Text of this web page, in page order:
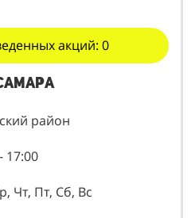
акций: 0
район
17:00
Чт, Пт, Сб, Вс